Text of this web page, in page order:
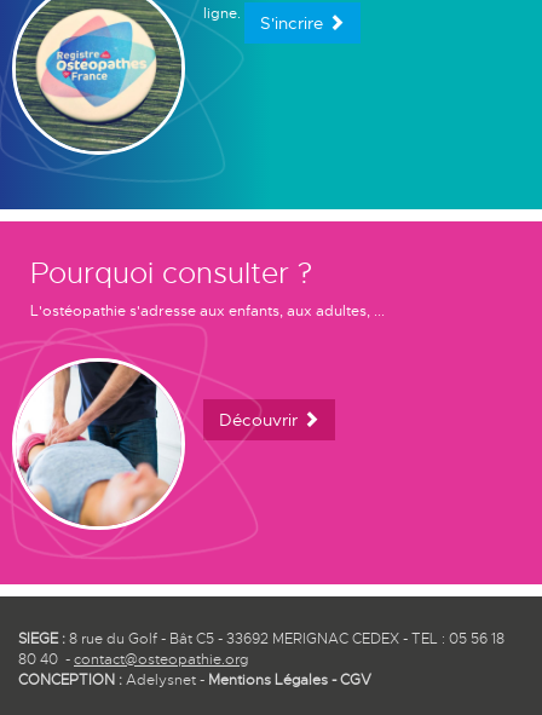
ligne. S'incrire
Pourquoi consulter ?
L'ostéopathie s'adresse aux enfants, aux adultes, ...
Découvrir
SIEGE :8 rue du Golf - Bât C5 - 33692 MERIGNAC CEDEX - TEL : 05 56 18
80 40 -contact@osteopathie.org
CONCEPTION :Adelysnet- Mentions Légales-CGV